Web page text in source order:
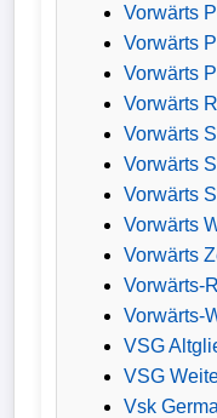
Vorwärts
Vorwärts
Vorwärts
Vorwärts
Vorwärts
Vorwärts
Vorwärts
Vorwärts
Vorwärts
Vorwärts-
Vorwärts-
VSG
VSG
Vsk